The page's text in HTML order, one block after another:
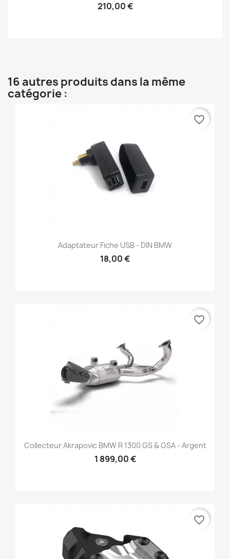
210,00 €
16 autres produits dans la même
catégorie :
Adaptateur Fiche USB - DIN BMW
18,00 €
favorite_border
Collecteur Akrapovic BMW R 1300 GS & GSA - Argent
1 899,00 €
favorite_border
favorite_border